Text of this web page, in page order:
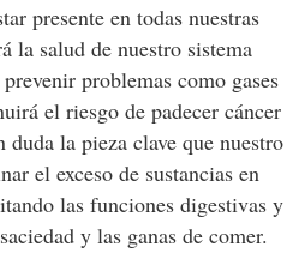
presente en todas nuestras
la salud de nuestro sistema
problemas como gases
el riesgo de padecer cáncer
duda la pieza clave que nuestro
el exceso de sustancias en
las funciones digestivas y
y las ganas de comer.